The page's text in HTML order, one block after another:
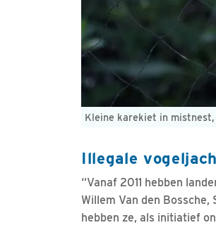
Kleine karekiet in
Illegale
“Vanaf 2011 hebben
Willem Van den
hebben ze, als initiatief